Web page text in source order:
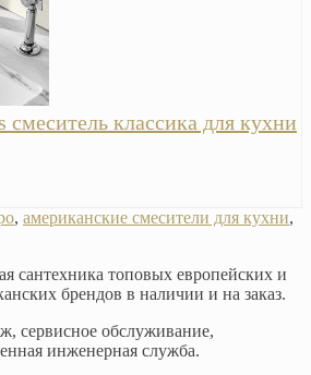
смеситель классика для кухни
, американские смесители для кухни,
сантехника топовых европейских и
брендов в наличии и на заказ.
сервисное обслуживание,
инженерная служба.